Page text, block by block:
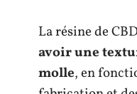
La résine de
avoir une
molle, en